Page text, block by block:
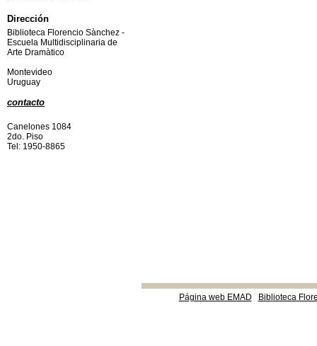
Página web EMAD Biblioteca
Dirección
Biblioteca Florencio Sànchez -
Escuela Multidisciplinaria de
Arte Dramàtico
Montevideo
Uruguay
contacto
Canelones 1084
2do. Piso
Tel: 1950-8865